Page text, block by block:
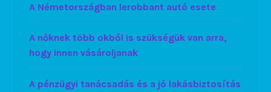
A Németországban lerobbant autó esete
A nőknek több okból is szükségük van arra,
hogy innen vásároljanak
A pénzügyi tanácsadás és a jó lakásbiztosítás